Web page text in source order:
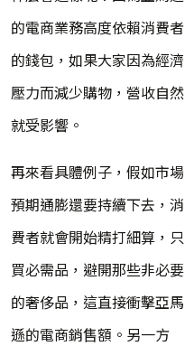
的電商業務高度依賴消費者
的錢包，如果大家因為經濟
壓力而減少購物，營收自然
就受影響。
再來看具體例子，假如市場
預期通膨還要持續下去，消
費者就會開始精打細算，只
買必需品，避開那些非必要
的奢侈品，這直接衝擊亞馬
遜的電商銷售額。另一方